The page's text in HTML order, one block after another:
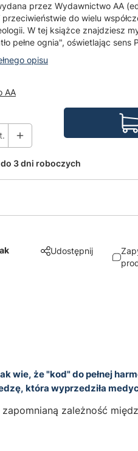
przez Wydawnictwo AA
do wielu
W tej książce znajdziesz
pełne ognia", oświetlając sens
opisu
AA
do 3 dni roboczych
Udostępnij
że "kod" do pełnej
która wyprzedziła
zależność